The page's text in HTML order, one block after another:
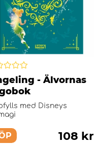
- Älvornas
med Disneys
108 kr